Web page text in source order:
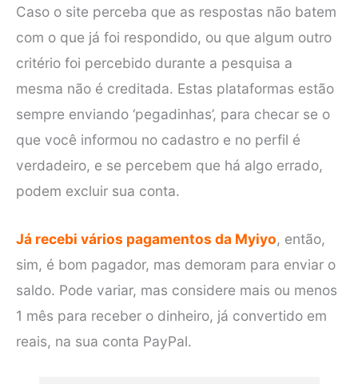
Caso o site perceba que as respostas não batem
com o que já foi respondido, ou que algum outro
critério foi percebido durante a pesquisa a
mesma não é creditada. Estas plataformas estão
sempre enviando ‘pegadinhas’, para checar se o
que você informou no cadastro e no perfil é
verdadeiro, e se percebem que há algo errado,
podem excluir sua conta.
Já recebi vários pagamentos da Myiyo, então,
sim, é bom pagador, mas demoram para enviar o
saldo. Pode variar, mas considere mais ou menos
1 mês para receber o dinheiro, já convertido em
reais, na sua conta PayPal.